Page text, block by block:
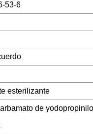
53-6
esterilizante
de yodopropinilo